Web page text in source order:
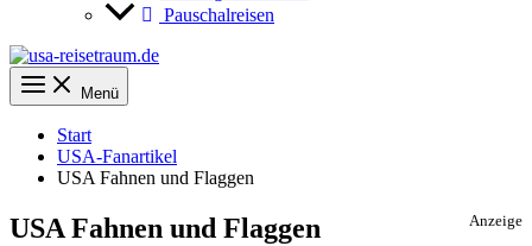
Pauschalreisen
Menü
Start
USA-Fanartikel
USA Fahnen und Flaggen
Anzeige
USA Fahnen und Flaggen